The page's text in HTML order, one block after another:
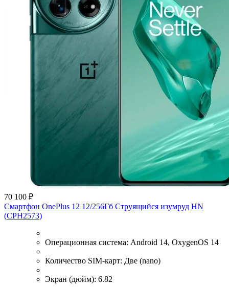
70 100 ₽
Смартфон OnePlus 12 12/256Гб Струящийся изумруд HN
(CPH2573)
Операционная система: Android 14, OxygenOS 14
Количество SIM-карт: Две (nano)
Экран (дюйм): 6.82